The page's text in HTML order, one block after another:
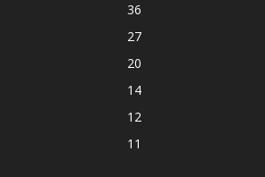
36
27
20
14
12
11